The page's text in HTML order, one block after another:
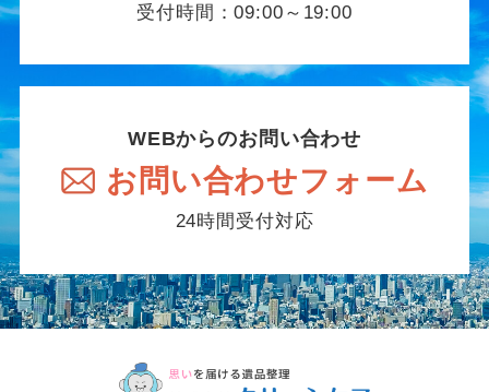
受付時間：09:00～19:00
WEBからのお問い合わせ
お問い合わせフォーム
24時間受付対応